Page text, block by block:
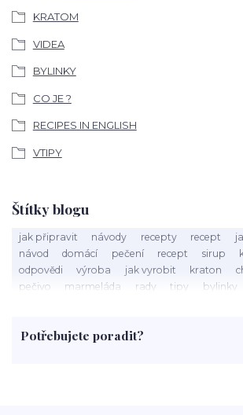
KRATOM
VIDEA
BYLINKY
CO JE ?
RECIPES IN ENGLISH
VTIPY
Štítky blogu
jak připravit návody recepty recept
návod
domácí pečení recept sirup
odpovědi
výroba jak vyrobit kraton
pečivo
marmeláda rady tipy bylinky
rohlíky
grilování čaj
Potřebujete poradit?